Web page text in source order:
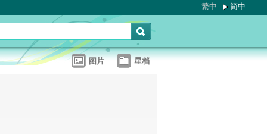
繁中 简中
图片 星档